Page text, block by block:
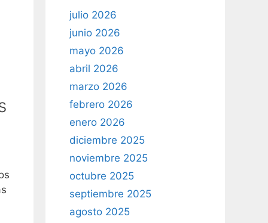
julio 2026
junio 2026
mayo 2026
abril 2026
marzo 2026
febrero 2026
enero 2026
diciembre 2025
noviembre 2025
octubre 2025
septiembre 2025
agosto 2025